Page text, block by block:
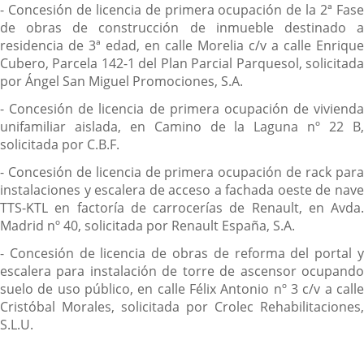
- Concesión de licencia de primera ocupación de la 2ª Fase
de obras de construcción de inmueble destinado a
residencia de 3ª edad, en calle Morelia c/v a calle Enrique
Cubero, Parcela 142-1 del Plan Parcial Parquesol, solicitada
por Ángel San Miguel Promociones, S.A.
- Concesión de licencia de primera ocupación de vivienda
unifamiliar aislada, en Camino de la Laguna nº 22 B,
solicitada por C.B.F.
- Concesión de licencia de primera ocupación de rack para
instalaciones y escalera de acceso a fachada oeste de nave
TTS-KTL en factoría de carrocerías de Renault, en Avda.
Madrid nº 40, solicitada por Renault España, S.A.
- Concesión de licencia de obras de reforma del portal y
escalera para instalación de torre de ascensor ocupando
suelo de uso público, en calle Félix Antonio nº 3 c/v a calle
Cristóbal Morales, solicitada por Crolec Rehabilitaciones,
S.L.U.